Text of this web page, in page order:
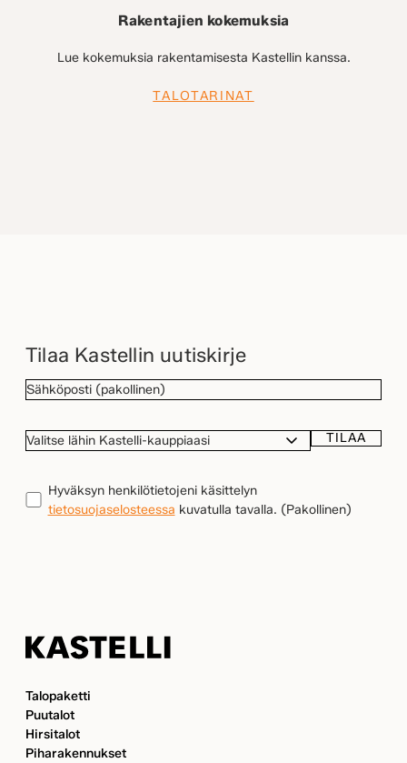
Rakentajien kokemuksia
Lue kokemuksia rakentamisesta Kastellin kanssa.
TALOTARINAT
Tilaa Kastellin uutiskirje
SÄHKÖPOSTI(Pakollinen)
VALITSE
KAUPPIAASI
TIETOSUOJA(Pakollinen)
Hyväksyn henkilötietojeni käsittelyn
tietosuojaselosteessa kuvatulla tavalla. (Pakollinen)
TILAA
Talopaketti
Puutalot
Hirsitalot
Piharakennukset